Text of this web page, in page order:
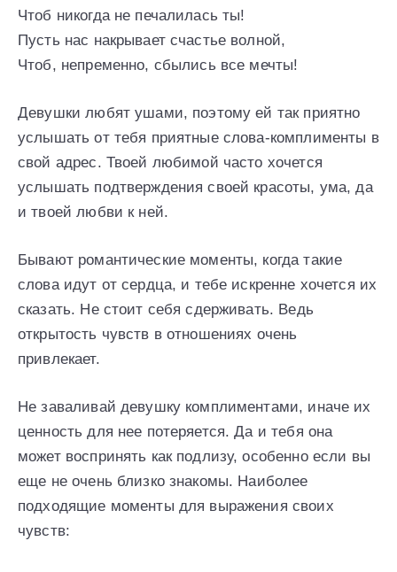
Чтоб никогда не печалилась ты!
Пусть нас накрывает счастье волной,
Чтоб, непременно, сбылись все мечты!
Девушки любят ушами, поэтому ей так приятно
услышать от тебя приятные слова-комплименты в
свой адрес. Твоей любимой часто хочется
услышать подтверждения своей красоты, ума, да
и твоей любви к ней.
Бывают романтические моменты, когда такие
слова идут от сердца, и тебе искренне хочется их
сказать. Не стоит себя сдерживать. Ведь
открытость чувств в отношениях очень
привлекает.
Не заваливай девушку комплиментами, иначе их
ценность для нее потеряется. Да и тебя она
может воспринять как подлизу, особенно если вы
еще не очень близко знакомы. Наиболее
подходящие моменты для выражения своих
чувств: